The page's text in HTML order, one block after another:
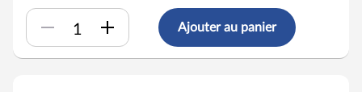
Ajouter au panier